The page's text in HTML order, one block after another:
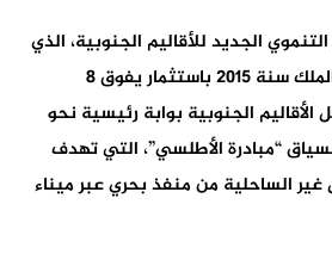
الجديد للأقاليم الجنوبية، الذي
أعطى انطلاقته جلالة الملك سنة 2015 باستثمار يفوق 8
الجنوبية بوابة رئيسية نحو
“مبادرة الأطلسي”، التي تهدف
الساحلية من منفذ بحري عبر ميناء